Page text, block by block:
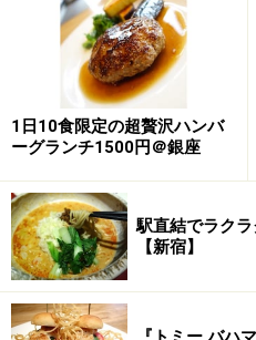
ん。あくまで麺と調和し、
引き立てているのです。パ
した食感もアクセントとな
刀削麺×パクチーの相性の良
■刀削麺荘 唐家 秋葉原本店
【所在地】：東京都千代田
【電話番号】：03-5294-
【営業時間】：月～木11:00
1日10食限定の超贅沢ハンバ
ーグランチ1500円＠銀座
駅直結でラク
【新宿】